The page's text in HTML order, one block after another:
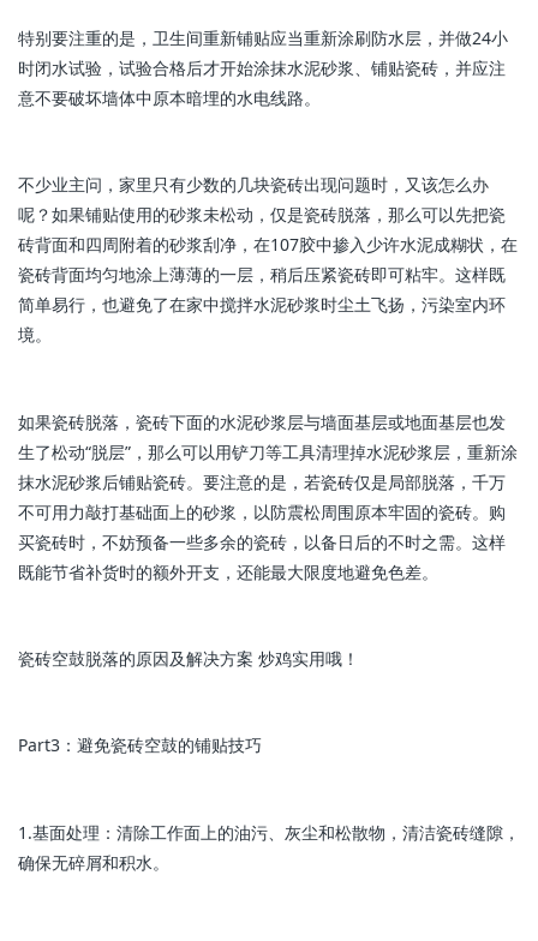
特别要注重的是，卫生间重新铺贴应当重新涂刷防水层，并做24小
时闭水试验，试验合格后才开始涂抹水泥砂浆、铺贴瓷砖，并应注
意不要破坏墙体中原本暗埋的水电线路。
不少业主问，家里只有少数的几块瓷砖出现问题时，又该怎么办
呢？如果铺贴使用的砂浆未松动，仅是瓷砖脱落，那么可以先把瓷
砖背面和四周附着的砂浆刮净，在107胶中掺入少许水泥成糊状，在
瓷砖背面均匀地涂上薄薄的一层，稍后压紧瓷砖即可粘牢。这样既
简单易行，也避免了在家中搅拌水泥砂浆时尘土飞扬，污染室内环
境。
如果瓷砖脱落，瓷砖下面的水泥砂浆层与墙面基层或地面基层也发
生了松动“脱层”，那么可以用铲刀等工具清理掉水泥砂浆层，重新涂
抹水泥砂浆后铺贴瓷砖。要注意的是，若瓷砖仅是局部脱落，千万
不可用力敲打基础面上的砂浆，以防震松周围原本牢固的瓷砖。购
买瓷砖时，不妨预备一些多余的瓷砖，以备日后的不时之需。这样
既能节省补货时的额外开支，还能最大限度地避免色差。
瓷砖空鼓脱落的原因及解决方案 炒鸡实用哦！
Part3：避免瓷砖空鼓的铺贴技巧
1.基面处理：清除工作面上的油污、灰尘和松散物，清洁瓷砖缝隙，
确保无碎屑和积水。